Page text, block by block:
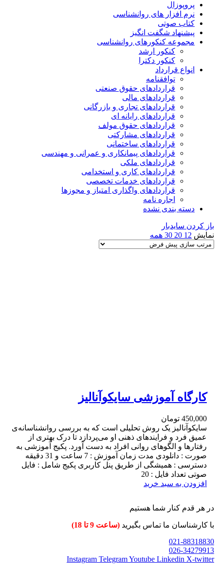
پروپوزال
نرم افزار های روانشناسی
کتاب صوتی
پیشنهاد شگفت انگیز
مجموعه کنکورهای روانشناسی
کنکور ارشد
کنکور دکترا
انواع قرارداد
توافقنامه
قراردادهای حقوق صنعتی
قراردادهای مالی
قراردادهای تجاری و بازرگانی
قراردادهای رایانه ای
قراردادهای حقوق مولف
قراردادهای مشارکتی
قراردادهای ساختمانی
قراردادهای پیمانکاری و عمرانی و مهندسی
قراردادهای ملکی
قراردادهای کاری و استخدامی
قراردادهای خدمات تخصصی
قراردادهای واگذاری امتیاز و مجوزها
اجاره نامه
دسته بندی نشده
باز کردن سایدبار
نمایش 12
20
30 همه
کارگاه آموزشی سایکوآنالیز
450,000 تومان
سایکوآنالیز یک روش تحلیلی است که به بررسی روانشناسانه‌ی
عمیق فرد و فرایندهای ذهنی او می‌پردازد تا درک بهتری از
رفتارها و الگوهای روانی افراد به دست آورد. پکیج آموزشی به
صورت : دانلودی مدت زمان آموزش : 7 ساعت و 31 دقیقه
دسترسی : همیشگی از طریق پنل کاربری پکیج شامل : فایل
صوتی تعداد فایل : 20
افزودن به سبد خرید
در هر قدم کنار شما هستیم
با کارشناسان ما تماس بگیرید (ساعت 9 تا 18)
021-88318830
026-34279913
Instagram TelegramYoutube Linkedin X-twitter